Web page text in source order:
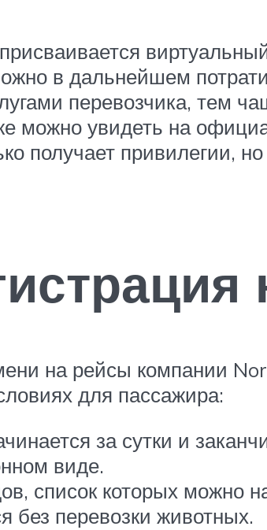
в дальнейшем
перевозчика, тем
можно увидеть на
получает привилегии,
на рейсы компании
для пассажира:
за сутки и
виде.
список которых можно
без перевозки животных.